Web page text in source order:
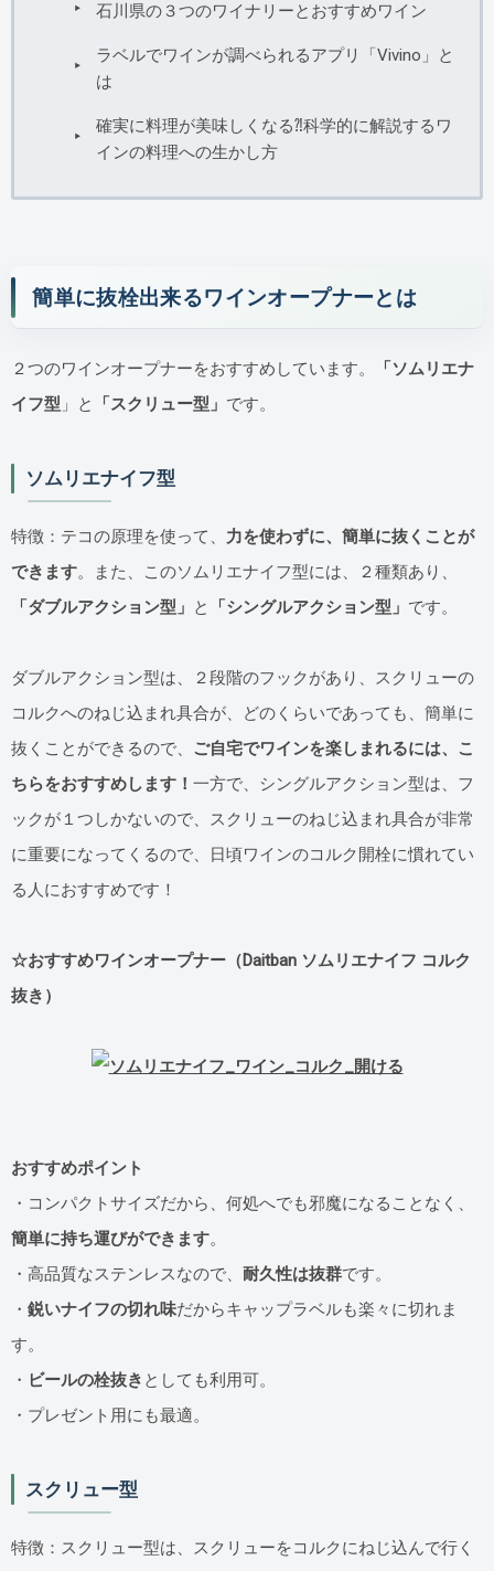
石川県の３つのワイナリーとおすすめワイン
ラベルでワインが調べられるアプリ「Vivino」と
は
確実に料理が美味しくなる⁈科学的に解説するワ
インの料理への生かし方
簡単に抜栓出来るワインオープナーとは
２つのワインオープナーをおすすめしています。
「ソムリエナ
イフ型 」と 「スクリュー型」 です。
ソムリエナイフ型
特徴：テコの原理を使って、 力を使わずに、簡単に抜くことが
できます。また、このソムリエナイフ型には、２種類あり、
「ダブルアクション型」 と 「シングルアクション型」 です。
ダブルアクション型は、２段階のフックがあり、スクリューの
コルクへのねじ込まれ具合が、どのくらいであっても、簡単に
抜くことができるので、 ご自宅でワインを楽しまれるには、こ
ちらをおすすめします！ 一方で、シングルアクション型は、フ
ックが１つしかないので、スクリューのねじ込まれ具合が非常
に重要になってくるので、日頃ワインのコルク開栓に慣れてい
る人におすすめです！
☆おすすめワインオープナー（Daitban ソムリエナイフ コルク
抜き）
おすすめポイント
・コンパクトサイズだから、何処へでも邪魔になることなく、
簡単に持ち運びができます。
・高品質なステンレスなので、 耐久性は抜群です。
・ 鋭いナイフの切れ味だからキャップラベルも楽々に切れま
す。
・ ビールの栓抜き としても利用可。
・プレゼント用にも最適。
スクリュー型
特徴：スクリュー型は、スクリューをコルクにねじ込んで行く